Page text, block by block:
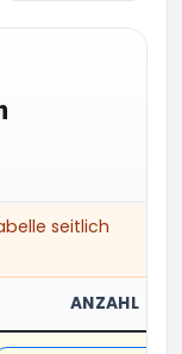
seitlich
ANZAHL